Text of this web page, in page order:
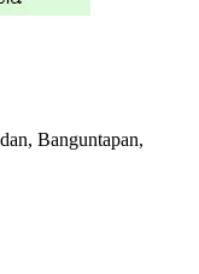
Banguntapan,